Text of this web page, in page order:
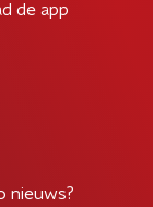
de app
nieuws?